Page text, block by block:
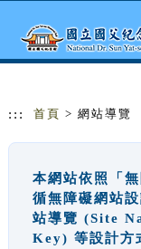
::: 首頁 > 網站導覽
本網站依照「
循無障礙網站
站導覽 (Site
Key) 等設計方